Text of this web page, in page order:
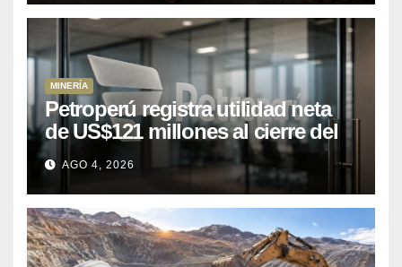
MINERÍA
Petroperú registra utilidad neta
de US$121 millones al cierre del
primer semestre 2026
AGO 4, 2026